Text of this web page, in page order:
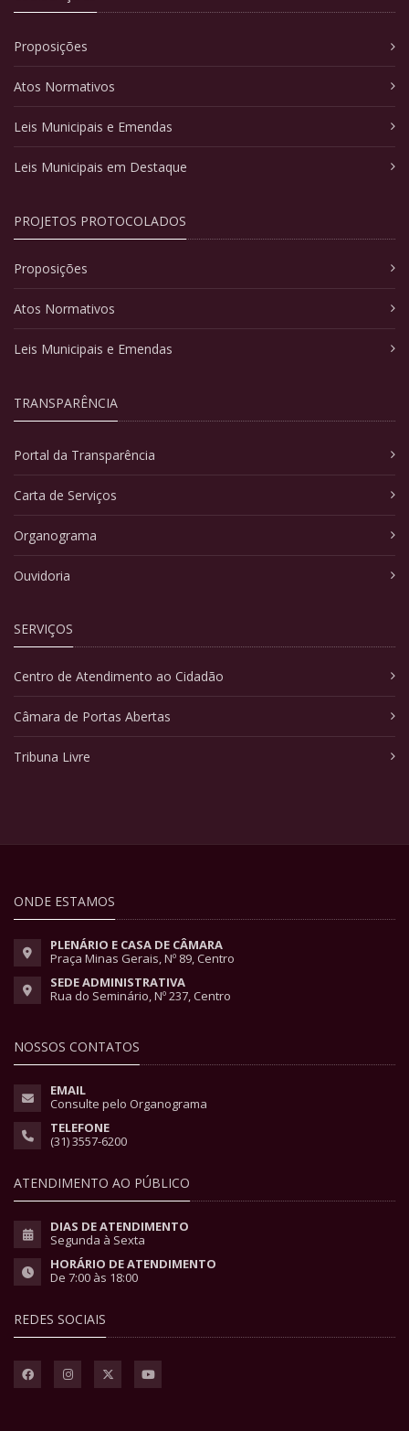
Proposições
Atos Normativos
Leis Municipais e Emendas
Leis Municipais em Destaque
PROJETOS PROTOCOLADOS
Proposições
Atos Normativos
Leis Municipais e Emendas
TRANSPARÊNCIA
Portal da Transparência
Carta de Serviços
Organograma
Ouvidoria
SERVIÇOS
Centro de Atendimento ao Cidadão
Câmara de Portas Abertas
Tribuna Livre
ONDE ESTAMOS
PLENÁRIO E CASA DE CÂMARA
Praça Minas Gerais, Nº 89, Centro
SEDE ADMINISTRATIVA
Rua do Seminário, Nº 237, Centro
NOSSOS CONTATOS
EMAIL
Consulte pelo Organograma
TELEFONE
(31) 3557-6200
ATENDIMENTO AO PÚBLICO
DIAS DE ATENDIMENTO
Segunda à Sexta
HORÁRIO DE ATENDIMENTO
De 7:00 às 18:00
REDES SOCIAIS